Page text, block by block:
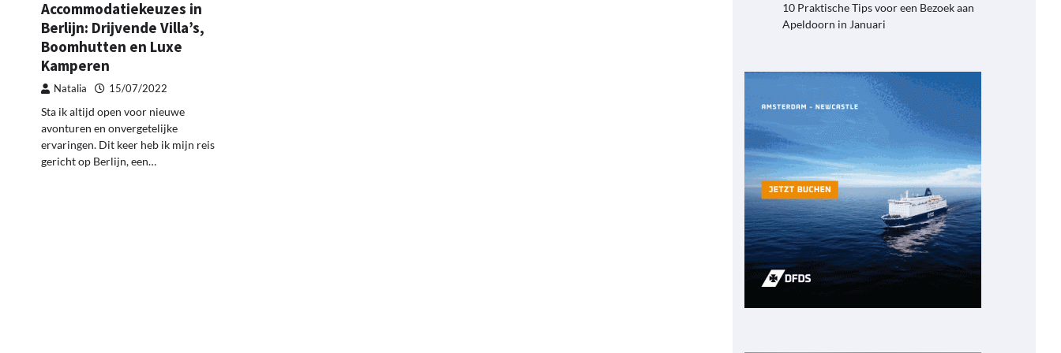
Accommodatiekeuzes in
Berlijn: Drijvende Villa’s,
Boomhutten en Luxe
Kamperen
Natalia 15/07/2022
Sta ik altijd open voor nieuwe
avonturen en onvergetelijke
ervaringen. Dit keer heb ik mijn reis
gericht op Berlijn, een…
10 Praktische Tips voor een Bezoek aan
Apeldoorn in Januari